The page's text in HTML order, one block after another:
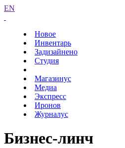
EN
Новое
Инвентарь
Задизайнено
Студия
Магазинус
Медиа
Экспресс
Иронов
Журналус
Бизнес-линч